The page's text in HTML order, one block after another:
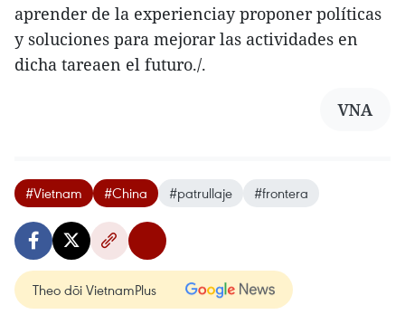
aprender de la experienciay proponer políticas
y soluciones para mejorar las actividades en
dicha tareaen el futuro./.
VNA
#Vietnam #China #patrullaje #frontera
Theo dõi VietnamPlus